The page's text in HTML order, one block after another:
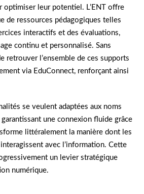
optimiser leur potentiel. L’ENT offre
de ressources pédagogiques telles
interactifs et des évaluations,
continu et personnalisé. Sans
retrouver l’ensemble de ces supports
via EduConnect, renforçant ainsi
se veulent adaptées aux noms
une connexion fluide grâce
littéralement la manière dont les
avec l’information. Cette
un levier stratégique
numérique.